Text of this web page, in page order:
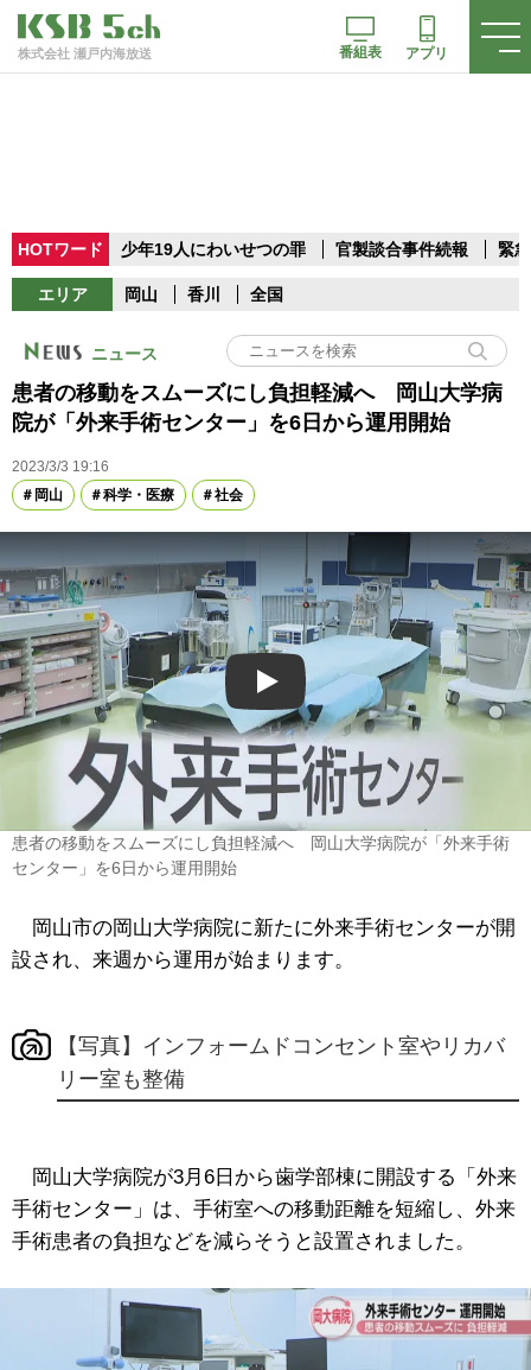
株式会社 瀬戸内海放送 番組表 アプリ
HOTワード 少年19人にわいせつの罪 官製談合事件続報 緊
エリア 岡山 香川 全国
ニュース
患者の移動をスムーズにし負担軽減へ 岡山大学病
院が「外来手術センター」を6日から運用開始
2023/3/3 19:16
岡山
科学・医療 社会
Play
患者の移動をスムーズにし負担軽減へ 岡山大学病院が「外来手術
センター」を6日から運用開始
岡山市の岡山大学病院に新たに外来手術センターが開
設され、来週から運用が始まります。
【写真】インフォームドコンセント室やリカバ
リー室も整備
岡山大学病院が3月6日から歯学部棟に開設する「外来
手術センター」は、手術室への移動距離を短縮し、外来
手術患者の負担などを減らそうと設置されました。